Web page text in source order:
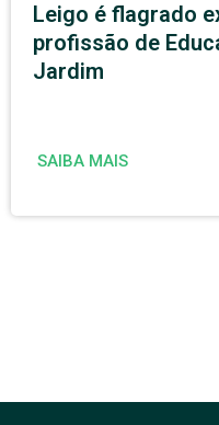
Leigo é flagrado
profissão de
Jardim
SAIBA MAIS